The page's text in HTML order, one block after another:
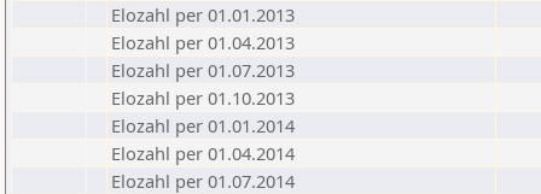
Elozahl per 01.01.2013
Elozahl per 01.04.2013
Elozahl per 01.07.2013
Elozahl per 01.10.2013
Elozahl per 01.01.2014
Elozahl per 01.04.2014
Elozahl per 01.07.2014